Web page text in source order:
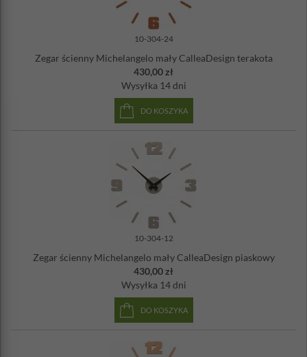
10-304-24
Zegar ścienny Michelangelo mały CalleaDesign terakota
430,00 zł
Wysyłka 14 dni
DO KOSZYKA
10-304-12
Zegar ścienny Michelangelo mały CalleaDesign piaskowy
430,00 zł
Wysyłka 14 dni
DO KOSZYKA